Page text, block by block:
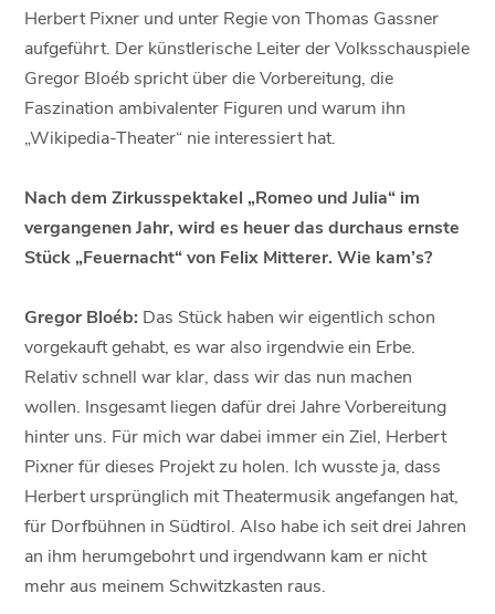
Herbert Pixner und unter Regie von Thomas Gassner
aufgeführt. Der künstlerische Leiter der Volksschauspiele
Gregor Bloéb spricht über die Vorbereitung, die
Faszination ambivalenter Figuren und warum ihn
„Wikipedia-Theater“ nie interessiert hat.
Nach dem Zirkusspektakel „Romeo und Julia“ im
vergangenen Jahr, wird es heuer das durchaus ernste
Stück „Feuernacht“ von Felix Mitterer. Wie kam’s?
Gregor Bloéb: Das Stück haben wir eigentlich schon
vorgekauft gehabt, es war also irgendwie ein Erbe.
Relativ schnell war klar, dass wir das nun machen
wollen. Insgesamt liegen dafür drei Jahre Vorbereitung
hinter uns. Für mich war dabei immer ein Ziel, Herbert
Pixner für dieses Projekt zu holen. Ich wusste ja, dass
Herbert ursprünglich mit Theatermusik angefangen hat,
für Dorfbühnen in Südtirol. Also habe ich seit drei Jahren
an ihm herumgebohrt und irgendwann kam er nicht
mehr aus meinem Schwitzkasten raus.